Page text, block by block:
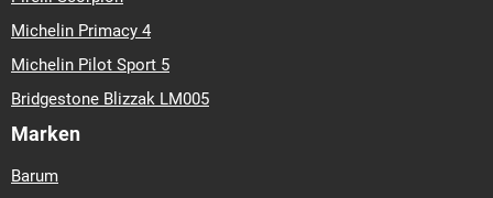
Michelin Primacy 4
Michelin Pilot Sport 5
Bridgestone Blizzak LM005
Marken
Barum